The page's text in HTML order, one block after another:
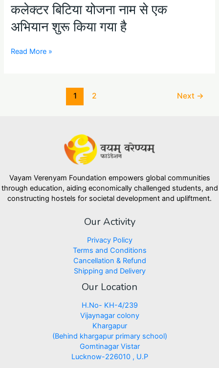
कलेक्टर बिटिया योजना नाम से एक
अभियान शुरू किया गया है
Read More »
1 2 Next →
Vayam Verenyam Foundation empowers global communities
through education, aiding economically challenged students, and
constructing hostels for societal development and upliftment.
Our Activity
Privacy Policy
Terms and Conditions
Cancellation & Refund
Shipping and Delivery
Our Location
H.No- KH-4/239
Vijaynagar colony
Khargapur
(Behind khargapur primary school)
Gomtinagar Vistar
Lucknow-226010 , U.P